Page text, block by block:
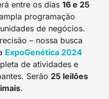
entre os dias 16 e 25
programação
de negócios.
– nossa busca
ExpoGenética 2024
de atividades e
Serão 25 leilões
.